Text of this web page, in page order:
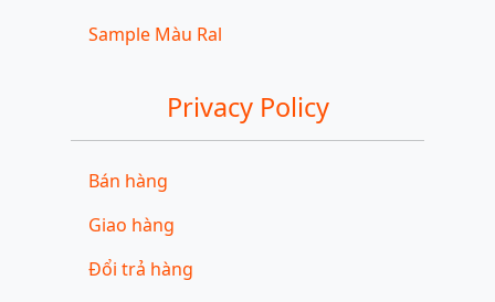
Sample Màu Ral
Privacy Policy
Bán hàng
Giao hàng
Đổi trả hàng